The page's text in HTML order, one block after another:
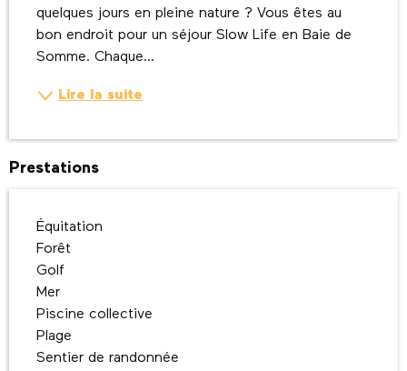
quelques jours en pleine nature ? Vous êtes au
bon endroit pour un séjour Slow Life en Baie de
Somme. Chaque...
Lire la suite
Prestations
Équitation
Forêt
Golf
Mer
Piscine collective
Plage
Sentier de randonnée